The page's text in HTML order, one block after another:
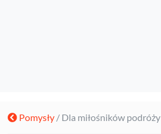
Pomysły / Dla miłośników podróży